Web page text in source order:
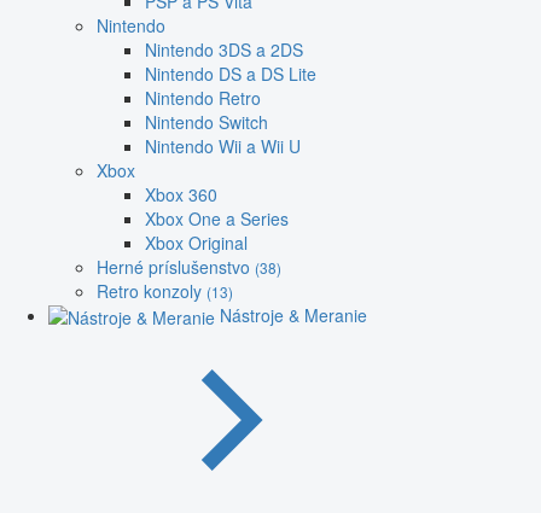
Nintendo
Nintendo 3DS a 2DS
Nintendo DS a DS Lite
Nintendo Retro
Nintendo Switch
Nintendo Wii a Wii U
Xbox
Xbox 360
Xbox One a Series
Xbox Original
Herné príslušenstvo (38)
Retro konzoly (13)
Nástroje & Meranie